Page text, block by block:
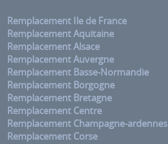
Remplacement Ile de France
Remplacement Aquitaine
Remplacement Alsace
Remplacement Auvergne
Remplacement Basse-Normandie
Remplacement Borgogne
Remplacement Bretagne
Remplacement Centre
Remplacement Champagne-ardennes
Remplacement Corse